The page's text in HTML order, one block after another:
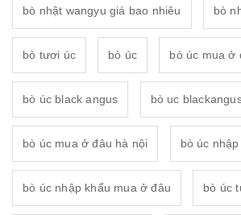
bò nhật wangyu giá bao nhiêu bò
bò tươi úc bò úc bò úc mua ở
bò úc black angus bò uc
bò úc mua ở đâu hà nội bò úc
bò úc nhập khẩu mua ở đâu bò úc